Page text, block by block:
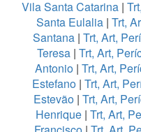
Vila Santa Catarina|
Santa Eulalia | Trt,
Santana | Trt, Art,
Teresa | Trt, Art,
Antonio| Trt, Art,
Estefano| Trt, Art,
Estevão | Trt, Art,
Henrique| Trt, Art,